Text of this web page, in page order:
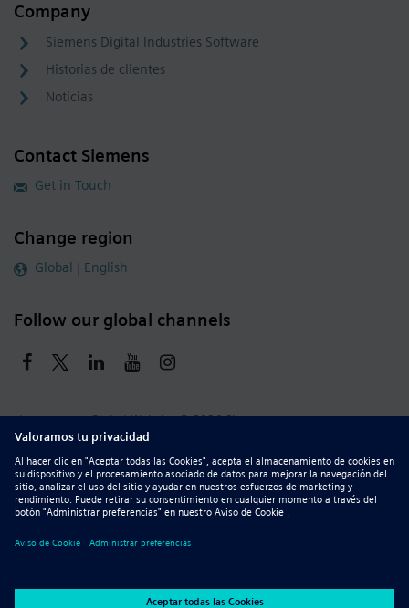
Company
Siemens Digital Industries Software
Historias de clientes
Noticias
Contact Siemens
Get in Touch
Change region
Global | English
Follow our global channels
siemens.com Global Website © 2026 Siemens
Whistleblowing
Corporate Information
DMCA
Privacy Notice
Terms of Use
Digital ID Report Piracy